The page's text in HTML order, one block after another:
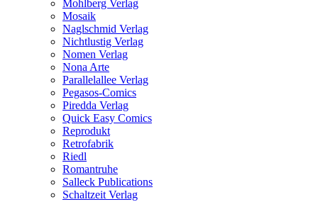
Mohlberg Verlag
Mosaik
Naglschmid Verlag
Nichtlustig Verlag
Nomen Verlag
Nona Arte
Parallelallee Verlag
Pegasos-Comics
Piredda Verlag
Quick Easy Comics
Reprodukt
Retrofabrik
Riedl
Romantruhe
Salleck Publications
Schaltzeit Verlag